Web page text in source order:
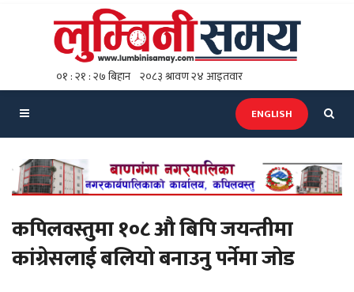
ENGLISH
कपिलवस्तुमा १०८ औ बिपि जयन्तीमा
कांग्रेसलाई बलियो बनाउनु पर्नेमा जोड